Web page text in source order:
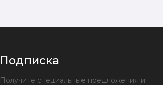
Подписка
Получите специальные предложения и